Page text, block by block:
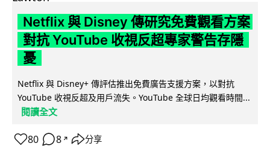
Netflix 與 Disney 傳研究免費觀看方案
對抗 YouTube 收視反超專家警告存隱
憂
Netflix 與 Disney+ 傳評估推出免費廣告支援方案，以對抗
YouTube 收視反超及用戶流失。YouTube 全球日均觀看時間...
閱讀全文
80 8 ↗ 分享